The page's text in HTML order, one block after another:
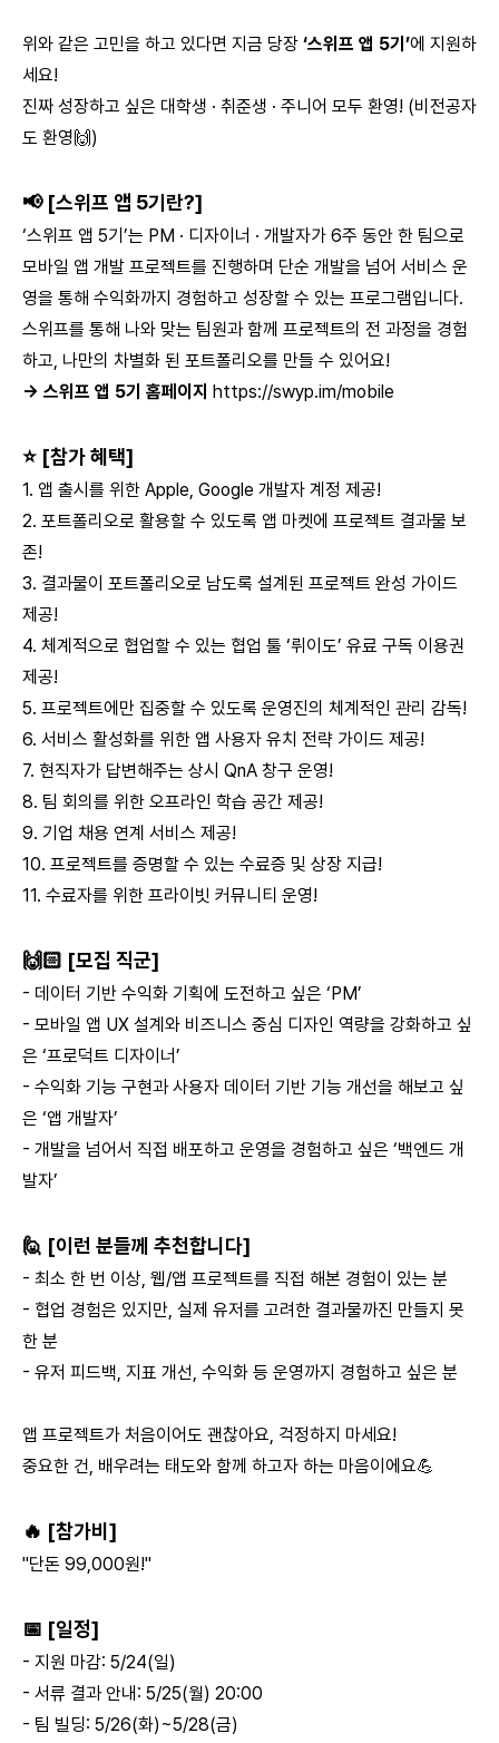
위와 같은 고민을 하고 있다면 지금 당장 ‘스위프 앱 5기’에 지원하
세요!
진짜 성장하고 싶은 대학생 · 취준생 · 주니어 모두 환영! (비전공자
도 환영🙌)
📢 [스위프 앱 5기란?]
‘스위프 앱 5기’는 PM · 디자이너 · 개발자가 6주 동안 한 팀으로
모바일 앱 개발 프로젝트를 진행하며 단순 개발을 넘어 서비스 운
영을 통해 수익화까지 경험하고 성장할 수 있는 프로그램입니다.
스위프를 통해 나와 맞는 팀원과 함께 프로젝트의 전 과정을 경험
하고, 나만의 차별화 된 포트폴리오를 만들 수 있어요!
→ 스위프 앱 5기 홈페이지 https://swyp.im/mobile
⭐ [참가 혜택]
1. 앱 출시를 위한 Apple, Google 개발자 계정 제공!
2. 포트폴리오로 활용할 수 있도록 앱 마켓에 프로젝트 결과물 보
존!
3. 결과물이 포트폴리오로 남도록 설계된 프로젝트 완성 가이드
제공!
4. 체계적으로 협업할 수 있는 협업 툴 ‘뤼이도’ 유료 구독 이용권
제공!
5. 프로젝트에만 집중할 수 있도록 운영진의 체계적인 관리 감독!
6. 서비스 활성화를 위한 앱 사용자 유치 전략 가이드 제공!
7. 현직자가 답변해주는 상시 QnA 창구 운영!
8. 팀 회의를 위한 오프라인 학습 공간 제공!
9. 기업 채용 연계 서비스 제공!
10. 프로젝트를 증명할 수 있는 수료증 및 상장 지급!
11. 수료자를 위한 프라이빗 커뮤니티 운영!
🙌🏻 [모집 직군]
- 데이터 기반 수익화 기획에 도전하고 싶은 ‘PM’
- 모바일 앱 UX 설계와 비즈니스 중심 디자인 역량을 강화하고 싶
은 ‘프로덕트 디자이너’
- 수익화 기능 구현과 사용자 데이터 기반 기능 개선을 해보고 싶
은 ‘앱 개발자’
- 개발을 넘어서 직접 배포하고 운영을 경험하고 싶은 ‘백엔드 개
발자’
🙋 [이런 분들께 추천합니다]
- 최소 한 번 이상, 웹/앱 프로젝트를 직접 해본 경험이 있는 분
- 협업 경험은 있지만, 실제 유저를 고려한 결과물까진 만들지 못
한 분
- 유저 피드백, 지표 개선, 수익화 등 운영까지 경험하고 싶은 분
앱 프로젝트가 처음이어도 괜찮아요, 걱정하지 마세요!
중요한 건, 배우려는 태도와 함께 하고자 하는 마음이에요💪
🔥 [참가비]
"단돈 99,000원!"
📅 [일정]
- 지원 마감: 5/24(일)
- 서류 결과 안내: 5/25(월) 20:00
- 팀 빌딩: 5/26(화)~5/28(금)